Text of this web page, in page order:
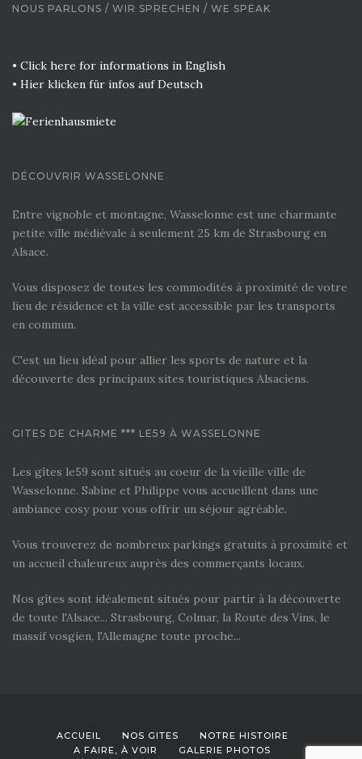
NOUS PARLONS / WIR SPRECHEN / WE SPEAK
• Click here for informations in English
• Hier klicken für infos auf Deutsch
DÉCOUVRIR WASSELONNE
Entre vignoble et montagne, Wasselonne est une charmante
petite ville médiévale à seulement 25 km de Strasbourg en
Alsace.
Vous disposez de toutes les commodités à proximité de votre
lieu de résidence et la ville est accessible par les transports
en commun.
C'est un lieu idéal pour allier les sports de nature et la
découverte des principaux sites touristiques Alsaciens.
GITES DE CHARME *** LE59 À WASSELONNE
Les gîtes le59 sont situés au coeur de la vieille ville de
Wasselonne. Sabine et Philippe vous accueillent dans une
ambiance cosy pour vous offrir un séjour agréable.
Vous trouverez de nombreux parkings gratuits à proximité et
un accueil chaleureux auprès des commerçants locaux.
Nos gîtes sont idéalement situés pour partir à la découverte
de toute l'Alsace... Strasbourg, Colmar, la Route des Vins, le
massif vosgien, l'Allemagne toute proche...
ACCUEIL NOS GITES
NOTRE HISTOIRE
A FAIRE, À VOIR
GALERIE PHOTOS